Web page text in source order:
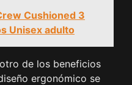
Cushioned 3
Unisex adulto
de los beneficios
ergonómico se